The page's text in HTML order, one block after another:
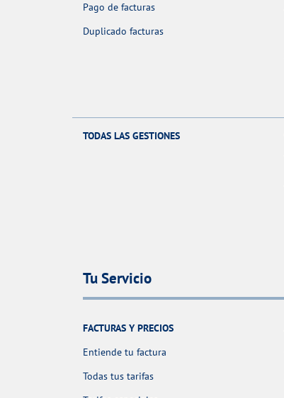
Pago de facturas
Duplicado facturas
TODAS LAS GESTIONES
Tu Servicio
FACTURAS Y PRECIOS
Entiende tu factura
Todas tus tarifas